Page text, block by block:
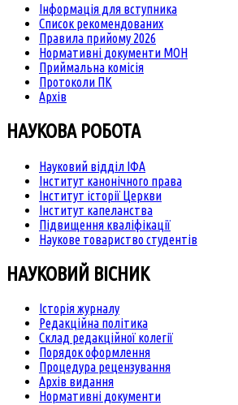
Інформація для вступника
Список рекомендованих
Правила прийому 2026
Нормативні документи МОН
Приймальна комісія
Протоколи ПК
Архів
НАУКОВА РОБОТА
Науковий відділ ІФА
Інститут канонічного права
Інститут історії Церкви
Інститут капеланства
Підвищення кваліфікації
Наукове товариство студентів
НАУКОВИЙ ВІСНИК
Історія журналу
Редакційна політика
Склад редакційної колегії
Порядок оформлення
Процедура рецензування
Архів видання
Нормативні документи